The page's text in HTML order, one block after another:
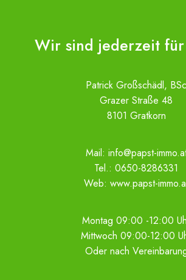
Wir sind jederzeit
Patrick Großschädl, BSc
Grazer Straße 48
8101 Gratkorn
Mail: info@papst-
Tel.: 0650-8286331
Web: www.papst-
Montag 09:00 -12:00
Mittwoch 09:00-12:00
Oder nach